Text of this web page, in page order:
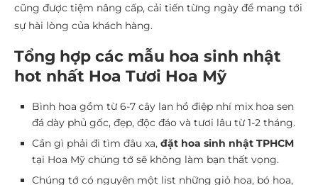
cũng được tiệm nâng cấp, cải tiến từng ngày để mang tới
sự hài lòng của khách hàng.
Tổng hợp các mẫu hoa sinh nhật
hot nhất Hoa Tươi Hoa Mỹ
Bình hoa gồm từ 6-7 cây lan hồ điệp nhí mix hoa sen
đá dày phủ gốc, đẹp, độc đáo và tươi lâu từ 1-2 tháng.
Cần gì phải đi tìm đâu xa, đặt hoa sinh nhật TPHCM
tại Hoa Mỹ chúng tớ sẽ không làm bạn thất vọng.
Chúng tớ có nguyên một list những giỏ hoa, bó hoa,